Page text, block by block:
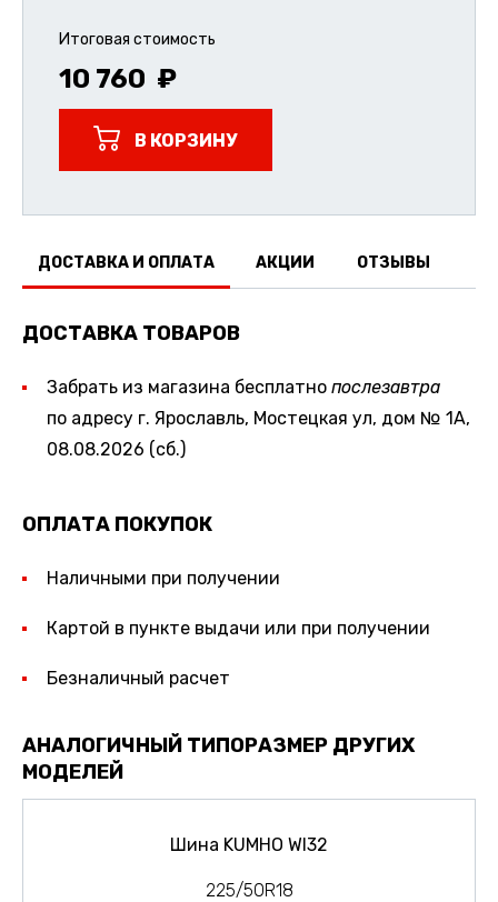
Итоговая стоимость
10 760
В КОРЗИНУ
ДОСТАВКА И ОПЛАТА АКЦИИ ОТЗЫВЫ
ДОСТАВКА ТОВАРОВ
Забрать из магазина бесплатно послезавтра
по адресу г. Ярославль, Мостецкая ул, дом № 1А,
08.08.2026 (сб.)
ОПЛАТА ПОКУПОК
Наличными при получении
Картой в пункте выдачи или при получении
Безналичный расчет
АНАЛОГИЧНЫЙ ТИПОРАЗМЕР ДРУГИХ
МОДЕЛЕЙ
Шина KUMHO WI32
225/50R18